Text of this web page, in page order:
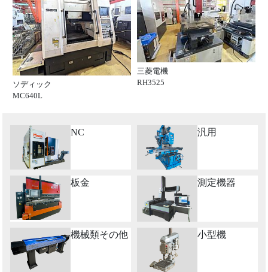
ソディック
MC640L
三菱電機
RH3525
NC 汎用
板金 測定機器
機械類その他 小型機